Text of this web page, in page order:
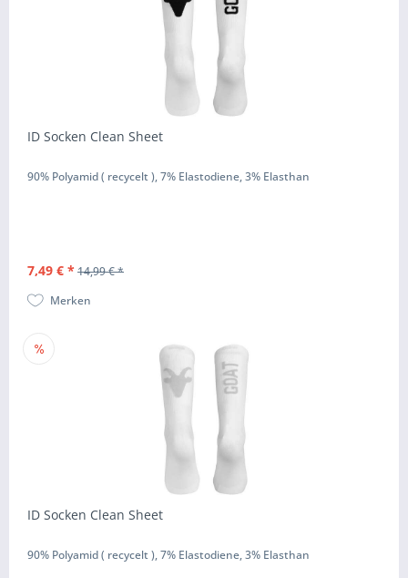
ID Socken Clean Sheet
90% Polyamid ( recycelt ), 7% Elastodiene, 3% Elasthan
7,49 € * 14,99 € *
Merken
ID Socken Clean Sheet
90% Polyamid ( recycelt ), 7% Elastodiene, 3% Elasthan